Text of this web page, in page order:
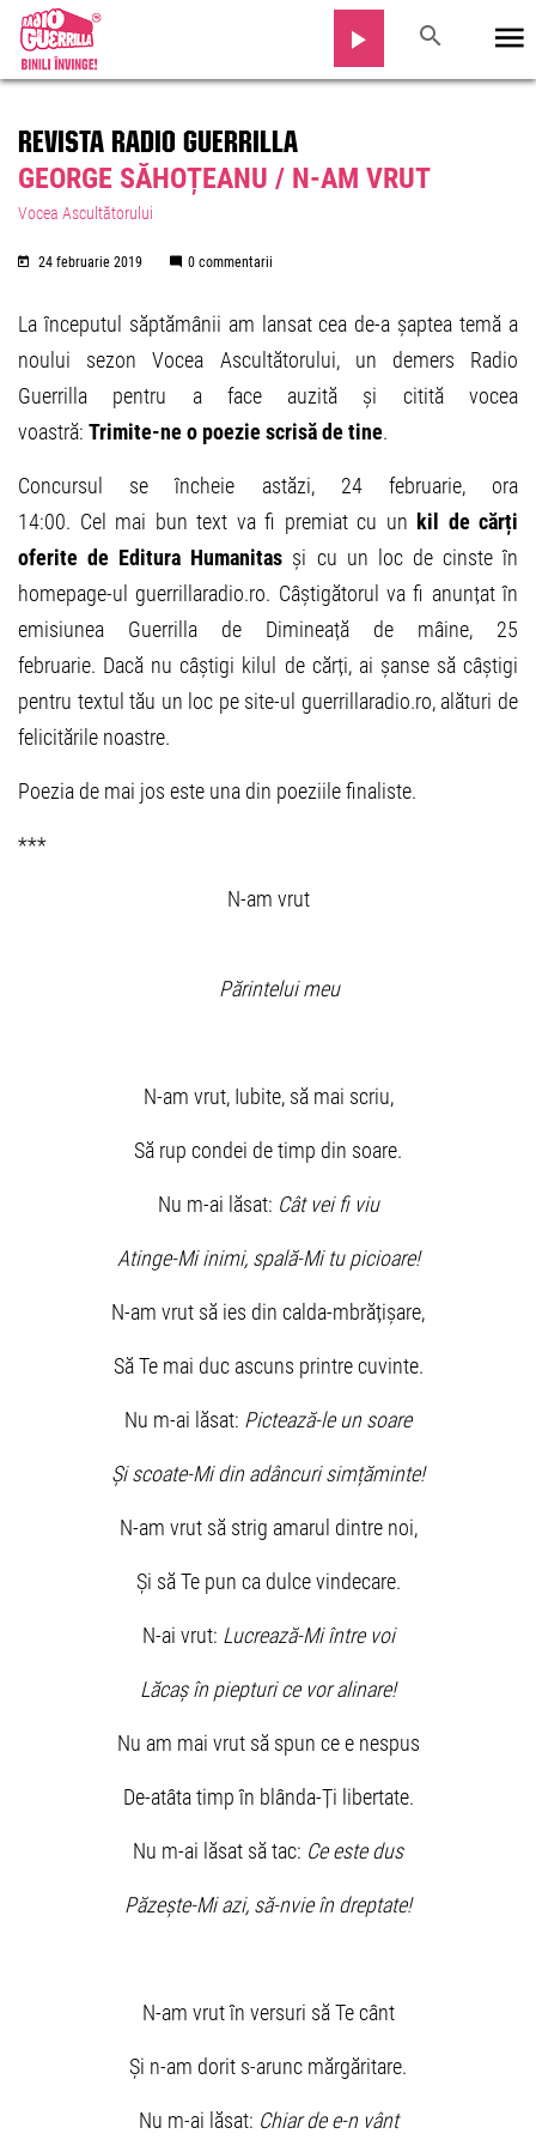
REVISTA RADIO GUERRILLA
GEORGE SĂHOȚEANU / N-AM VRUT
Vocea Ascultătorului
24 februarie 2019 0 commentarii
La începutul săptămânii am lansat cea de-a șaptea temă a
noului sezon Vocea Ascultătorului, un demers Radio
Guerrilla pentru a face auzită și citită vocea
voastră: Trimite-ne o poezie scrisă de tine.
Concursul se încheie astăzi, 24 februarie, ora
14:00. Cel mai bun text va fi premiat cu un kil de cărți
oferite de Editura Humanitas și cu un loc de cinste în
homepage-ul guerrillaradio.ro. Câștigătorul va fi anunțat în
emisiunea Guerrilla de Dimineață de mâine, 25
februarie. Dacă nu câștigi kilul de cărți, ai șanse să câștigi
pentru textul tău un loc pe site-ul guerrillaradio.ro, alături de
felicitările noastre.
Poezia de mai jos este una din poeziile finaliste.
***
N-am vrut
Părintelui meu
N-am vrut, Iubite, să mai scriu,
Să rup condei de timp din soare.
Nu m-ai lăsat: Cât vei fi viu
Atinge-Mi inimi, spală-Mi tu picioare!
N-am vrut să ies din calda-mbrățișare,
Să Te mai duc ascuns printre cuvinte.
Nu m-ai lăsat: Pictează-le un soare
Și scoate-Mi din adâncuri simțăminte!
N-am vrut să strig amarul dintre noi,
Și să Te pun ca dulce vindecare.
N-ai vrut: Lucrează-Mi între voi
Lăcaș în piepturi ce vor alinare!
Nu am mai vrut să spun ce e nespus
De-atâta timp în blânda-Ți libertate.
Nu m-ai lăsat să tac: Ce este dus
Păzește-Mi azi, să-nvie în dreptate!
N-am vrut în versuri să Te cânt
Și n-am dorit s-arunc mărgăritare.
Nu m-ai lăsat: Chiar de e-n vânt